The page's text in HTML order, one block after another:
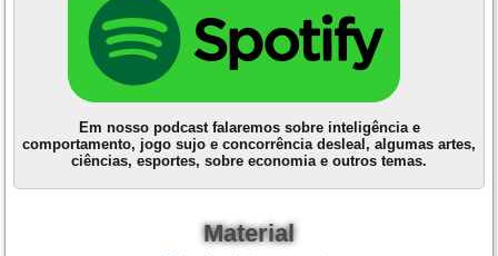
Em nosso podcast falaremos sobre inteligência e
comportamento, jogo sujo e concorrência desleal, algumas artes,
ciências, esportes, sobre economia e outros temas.
Material